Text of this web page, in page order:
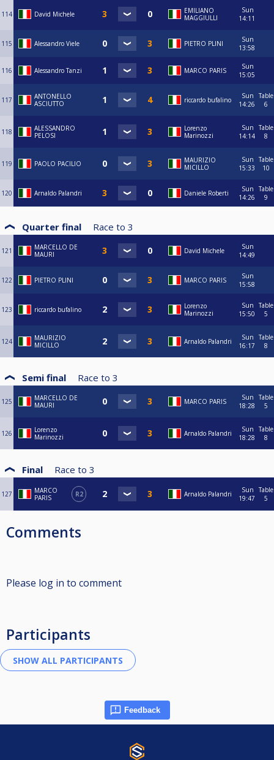
114 David Michele
EMILIANO
MAGGIULLI
Sun
14:11
115 Alessandro Viele PIETRO PLINI
Sun
13:58
116 Alessandro Tanzi MARCO PARIS
Sun
15:05
117
ANTONELLO
ASCIUTTO
riccardo bufalino
Sun
14:26
Table
6
118
ALESSANDRO
PELOSI
Lorenzo
Marinozzi
Sun
14:14
Table
8
119 PAOLO PACILIO
MAURIZIO
MICILLO
Sun
15:33
Table
10
120 Arnaldo Palandri Daniele Roberti
Sun
14:26
Table
9
Quarter final Race to 3
121
MARCELLO DE
MAURI
David Michele
Sun
14:49
122 PIETRO PLINI MARCO PARIS
Sun
15:58
123 riccardo bufalino
Lorenzo
Marinozzi
Sun
15:50
Table
5
124
MAURIZIO
MICILLO
Arnaldo Palandri
Sun
16:17
Table
8
Semi final Race to 3
125
MARCELLO DE
MAURI
MARCO PARIS
Sun
18:28
Table
5
126
Lorenzo
Marinozzi
Arnaldo Palandri
Sun
18:28
Table
8
Final Race to 3
127
MARCO
PARIS
R2 Arnaldo Palandri
Sun
19:47
Table
5
Comments
Please log in to comment
Participants
Feedback